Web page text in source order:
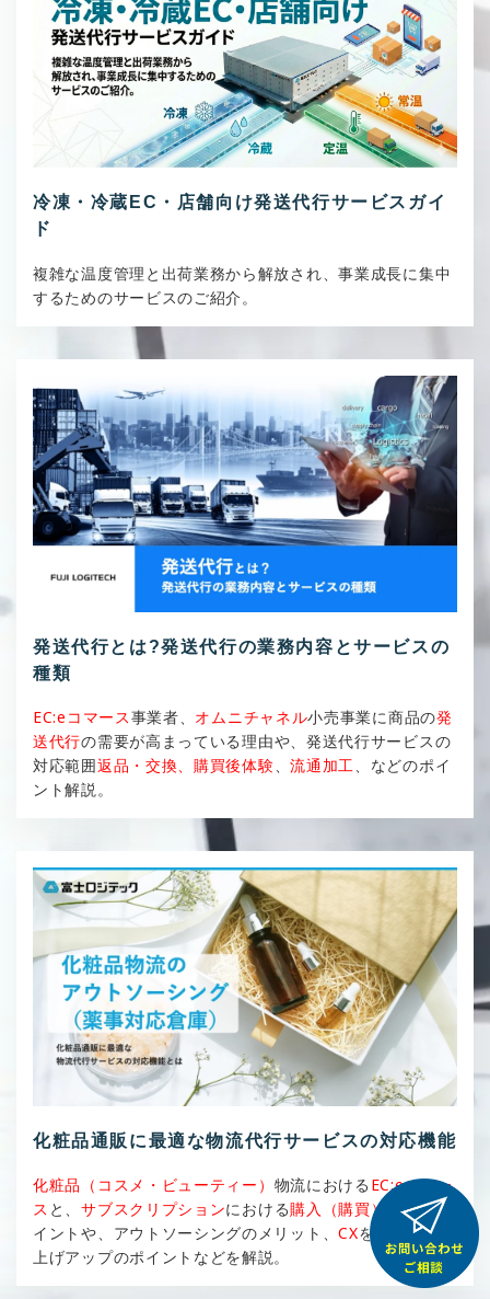
冷凍・冷蔵EC・店舗向け発送代行サービスガイ
ド
複雑な温度管理と出荷業務から解放され、事業成長に集中
するためのサービスのご紹介。
発送代行とは?発送代行の業務内容とサービスの
種類
EC:eコマース事業者、 オムニチャネル小売事業に商品の発
送代行の需要が高まっている理由や、発送代行サービスの
対応範囲返品・交換、購買後体験、流通加工、などのポイ
ント解説。
化粧品通販に最適な物流代行サービスの対応機能
化粧品（コスメ・ビューティー） 物流における EC:eコマー
ス と、サブスクリプションにおける購入（購買）体験のポ
イントや、アウトソーシングのメリット、CXを通じての売
上げアップのポイントなどを解説。